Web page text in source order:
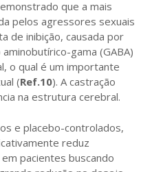
que a mais
pelos agressores sexuais
de inibição, causada por
gama (GABA)
o qual é um importante
(Ref.10). A castração
na estrutura cerebral.
e placebo-controlados,
reduz
pacientes buscando